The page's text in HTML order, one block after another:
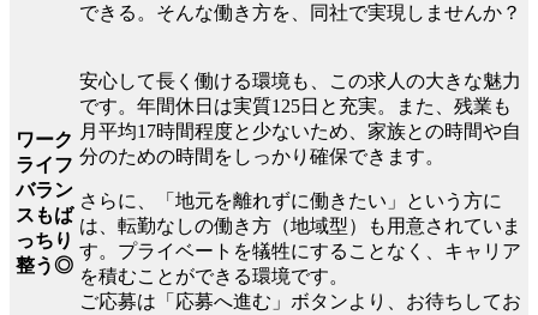
できる。そんな働き方を、同社で実現しませんか？
ワーク
ライフ
バラン
スもば
っちり
整う◎
安心して長く働ける環境も、この求人の大きな魅力
です。年間休日は実質125日と充実。また、残業も
月平均17時間程度と少ないため、家族との時間や自
分のための時間をしっかり確保できます。
さらに、「地元を離れずに働きたい」という方に
は、転勤なしの働き方（地域型）も用意されていま
す。プライベートを犠牲にすることなく、キャリア
を積むことができる環境です。
ご応募は「応募へ進む」ボタンより、お待ちしてお